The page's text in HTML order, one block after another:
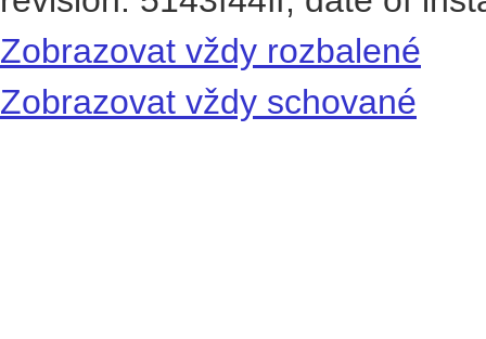
Zobrazovat vždy rozbalené
Zobrazovat vždy schované